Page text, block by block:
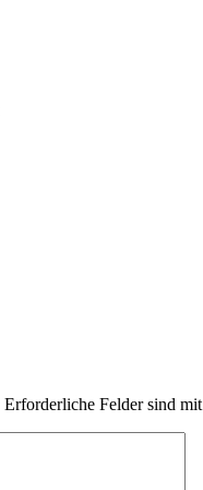
Erforderliche Felder sind mit